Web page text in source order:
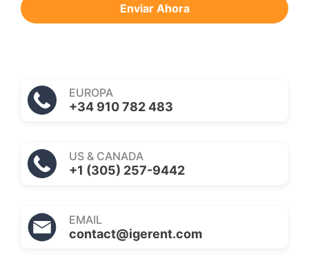
Enviar Ahora
EUROPA
+34 910 782 483
US & CANADA
+1 (305) 257-9442
EMAIL
contact@igerent.com